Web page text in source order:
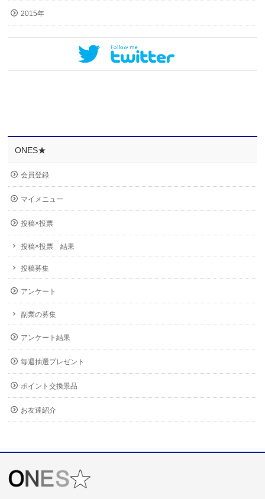
2015年
ONES★
会員登録
マイメニュー
投稿×投票
投稿×投票 結果
投稿募集
アンケート
副業の募集
アンケート結果
毎週抽選プレゼント
ポイント交換景品
お友達紹介